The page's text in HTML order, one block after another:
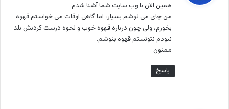
:
همین الان با وب سایت شما آشنا شدم
من چای می نوشم بسیار، اما گاهی اوقات می خواستم قهوه
بخورم، ولی چون درباره قهوه خوب و نحوه درست کردنش بلد
نبودم نتونستم قهوه بنوشم.
ممنون
پاسخ